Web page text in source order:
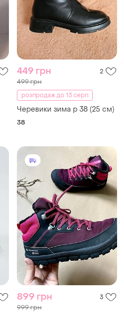
449 грн 2
499 грн
розпродаж до 13 серп
Черевики зима р 38 (25 см)
38
899 грн 3
999 грн